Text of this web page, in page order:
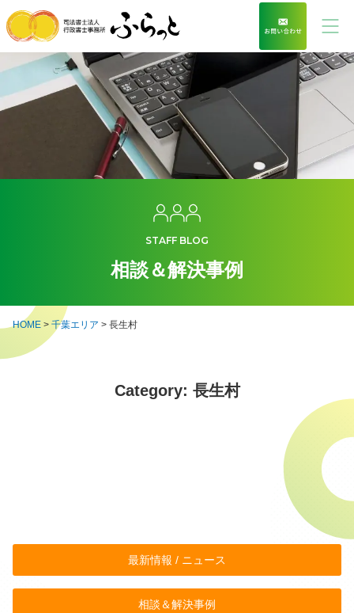
STAFF BLOG
相談＆解決事例
HOME > 千葉エリア > 長生村
Category: 長生村
最新情報 / ニュース
相談＆解決事例